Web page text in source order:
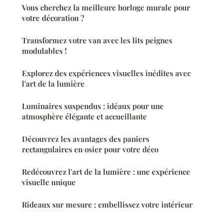
Vous cherchez la meilleure horloge murale pour
votre décoration ?
Transformez votre van avec les lits peignes
modulables !
Explorez des expériences visuelles inédites avec
l'art de la lumière
Luminaires suspendus : idéaux pour une
atmosphère élégante et accueillante
Découvrez les avantages des paniers
rectangulaires en osier pour votre déco
Redécouvrez l'art de la lumière : une expérience
visuelle unique
Rideaux sur mesure : embellissez votre intérieur